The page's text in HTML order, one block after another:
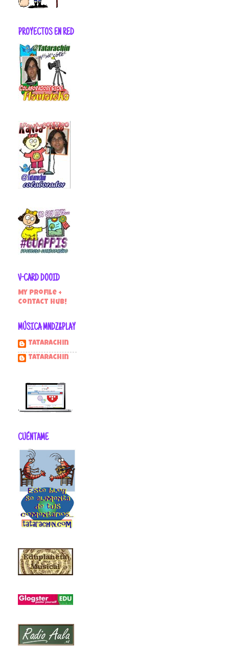
PROYECTOS EN RED
V-CARD DOOID
My profile +
contact hub!
MÚSICA MNDZ&PLAY
Tatarachin
tatarachin
CUÉNTAME